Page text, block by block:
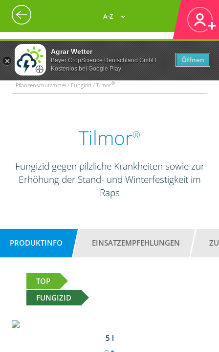
Agrar Wetter
Bayer CropScience Deutschland GmbH
Kostenlos bei Google Play
Öffnen
A-Z
Pflanzenschutzmittel / Fungizid / Tilmor®
Tilmor®
Fungizid gegen pilzliche Krankheiten sowie zur
Erhöhung der Stand- und Winterfestigkeit im
Raps
PRODUKTINFO EINSATZEMPFEHLUNGEN
TOP
FUNGIZID
5 l